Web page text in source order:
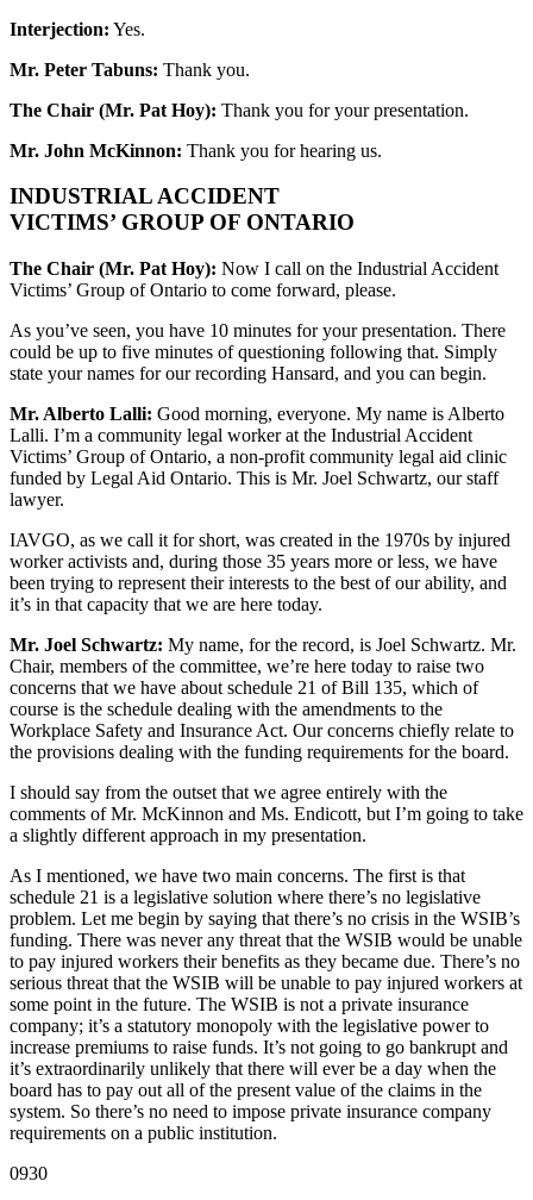
Interjection: Yes.
Mr. Peter Tabuns: Thank you.
The Chair (Mr. Pat Hoy): Thank you for your presentation.
Mr. John McKinnon: Thank you for hearing us.
INDUSTRIAL ACCIDENT
VICTIMS’ GROUP OF ONTARIO
The Chair (Mr. Pat Hoy): Now I call on the Industrial Accident
Victims’ Group of Ontario to come forward, please.
As you’ve seen, you have 10 minutes for your presentation. There
could be up to five minutes of questioning following that. Simply
state your names for our recording Hansard, and you can begin.
Mr. Alberto Lalli: Good morning, everyone. My name is Alberto
Lalli. I’m a community legal worker at the Industrial Accident
Victims’ Group of Ontario, a non-profit community legal aid clinic
funded by Legal Aid Ontario. This is Mr. Joel Schwartz, our staff
lawyer.
IAVGO, as we call it for short, was created in the 1970s by injured
worker activists and, during those 35 years more or less, we have
been trying to represent their interests to the best of our ability, and
it’s in that capacity that we are here today.
Mr. Joel Schwartz: My name, for the record, is Joel Schwartz. Mr.
Chair, members of the committee, we’re here today to raise two
concerns that we have about schedule 21 of Bill 135, which of
course is the schedule dealing with the amendments to the
Workplace Safety and Insurance Act. Our concerns chiefly relate to
the provisions dealing with the funding requirements for the board.
I should say from the outset that we agree entirely with the
comments of Mr. McKinnon and Ms. Endicott, but I’m going to take
a slightly different approach in my presentation.
As I mentioned, we have two main concerns. The first is that
schedule 21 is a legislative solution where there’s no legislative
problem. Let me begin by saying that there’s no crisis in the WSIB’s
funding. There was never any threat that the WSIB would be unable
to pay injured workers their benefits as they became due. There’s no
serious threat that the WSIB will be unable to pay injured workers at
some point in the future. The WSIB is not a private insurance
company; it’s a statutory monopoly with the legislative power to
increase premiums to raise funds. It’s not going to go bankrupt and
it’s extraordinarily unlikely that there will ever be a day when the
board has to pay out all of the present value of the claims in the
system. So there’s no need to impose private insurance company
requirements on a public institution.
0930